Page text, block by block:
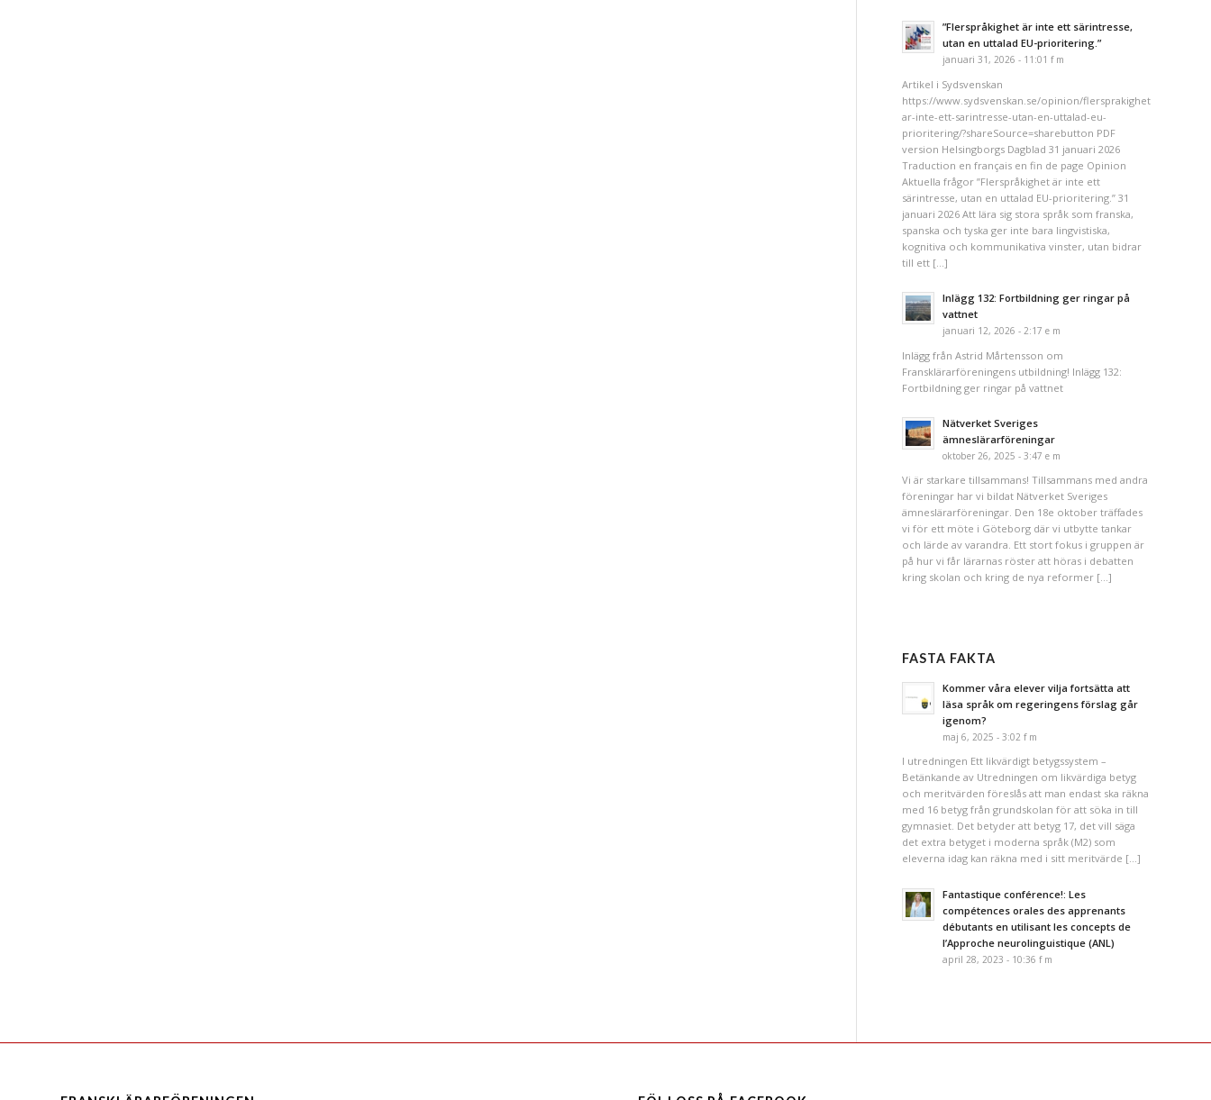
”Flerspråkighet är inte ett särintresse,
utan en uttalad EU-prioritering.”
januari 31, 2026 - 11:01 f m
Artikel i Sydsvenskan
https://www.sydsvenskan.se/opinion/flersprakighet-
ar-inte-ett-sarintresse-utan-en-uttalad-eu-
prioritering/?shareSource=sharebutton PDF
version Helsingborgs Dagblad 31 januari 2026
Traduction en français en fin de page Opinion
Aktuella frågor ”Flerspråkighet är inte ett
särintresse, utan en uttalad EU-prioritering.” 31
januari 2026 Att lära sig stora språk som franska,
spanska och tyska ger inte bara lingvistiska,
kognitiva och kommunikativa vinster, utan bidrar
till ett […]
Inlägg 132: Fortbildning ger ringar på
vattnet
januari 12, 2026 - 2:17 e m
Inlägg från Astrid Mårtensson om
Fransklärarföreningens utbildning! Inlägg 132:
Fortbildning ger ringar på vattnet
Nätverket Sveriges
ämneslärarföreningar
oktober 26, 2025 - 3:47 e m
Vi är starkare tillsammans! Tillsammans med andra
föreningar har vi bildat Nätverket Sveriges
ämneslärarföreningar. Den 18e oktober träffades
vi för ett möte i Göteborg där vi utbytte tankar
och lärde av varandra. Ett stort fokus i gruppen är
på hur vi får lärarnas röster att höras i debatten
kring skolan och kring de nya reformer […]
FASTA FAKTA
Kommer våra elever vilja fortsätta att
läsa språk om regeringens förslag går
igenom?
maj 6, 2025 - 3:02 f m
I utredningen Ett likvärdigt betygssystem –
Betänkande av Utredningen om likvärdiga betyg
och meritvärden föreslås att man endast ska räkna
med 16 betyg från grundskolan för att söka in till
gymnasiet. Det betyder att betyg 17, det vill säga
det extra betyget i moderna språk (M2) som
eleverna idag kan räkna med i sitt meritvärde […]
Fantastique conférence!: Les
compétences orales des apprenants
débutants en utilisant les concepts de
l’Approche neurolinguistique (ANL)
april 28, 2023 - 10:36 f m